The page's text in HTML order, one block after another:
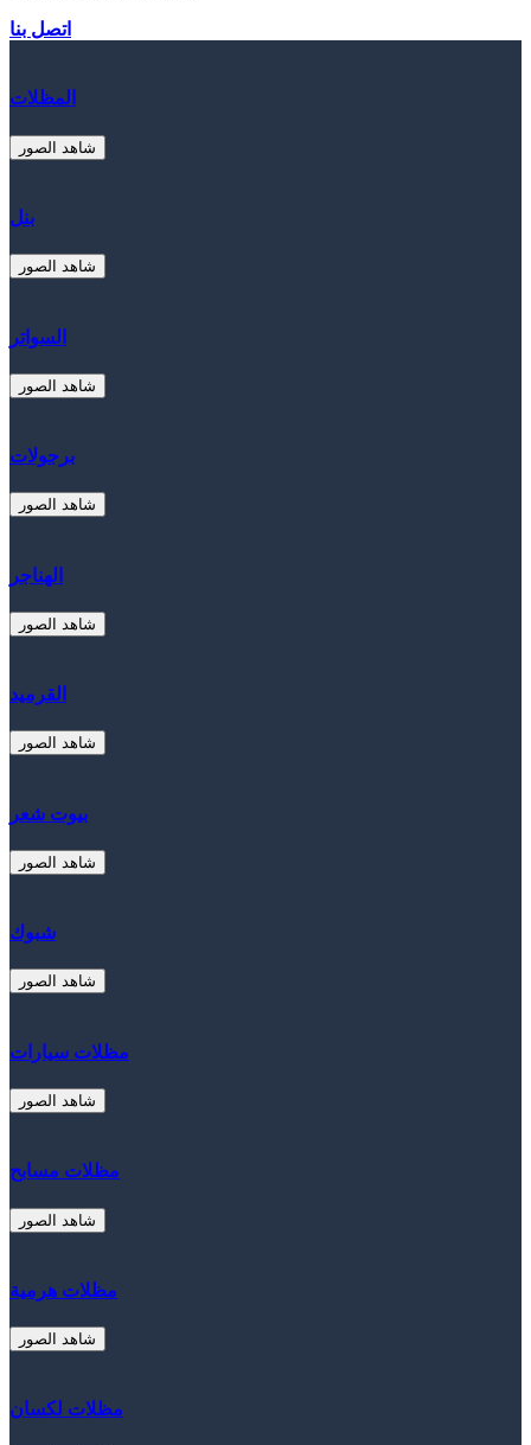
اتصل بنا
المظلات
شاهد الصور
بنل
شاهد الصور
السواتر
شاهد الصور
برجولات
شاهد الصور
الهناجر
شاهد الصور
القرميد
شاهد الصور
بيوت شعر
شاهد الصور
شبوك
شاهد الصور
مظلات سيارات
شاهد الصور
مظلات مسابح
شاهد الصور
مظلات هرمية
شاهد الصور
مظلات لكسان